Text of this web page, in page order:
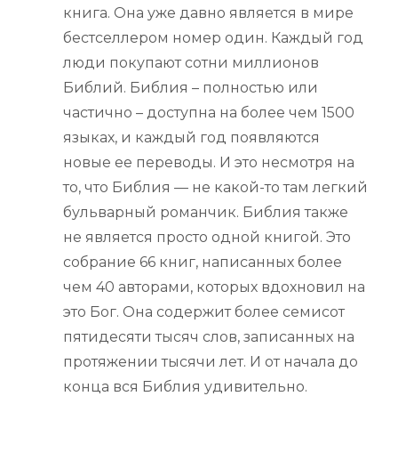
книга. Она уже давно является в мире
бестселлером номер один. Каждый год
люди покупают сотни миллионов
Библий. Библия – полностью или
частично – доступна на более чем 1500
языках, и каждый год появляются
новые ее переводы. И это несмотря на
то, что Библия — не какой-то там легкий
бульварный романчик. Библия также
не является просто одной книгой. Это
собрание 66 книг, написанных более
чем 40 авторами, которых вдохновил на
это Бог. Она содержит более семисот
пятидесяти тысяч слов, записанных на
протяжении тысячи лет. И от начала до
конца вся Библия удивительно.